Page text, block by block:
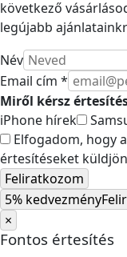
következő
legújabb
Név
Email cím *
Miről kérsz
iPhone hírek
Elfogadom, hogy
értesítéseket
Feliratkozom
5% kedvezmény
×
Fontos értesítés